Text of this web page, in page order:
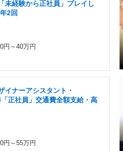
未経験から正社員」プレイし
2回
円～40万円
イナーアシスタント・
正社員」交通費全額支給・高
円～55万円